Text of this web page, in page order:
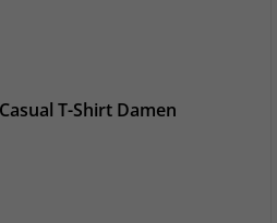
T-Shirt Damen